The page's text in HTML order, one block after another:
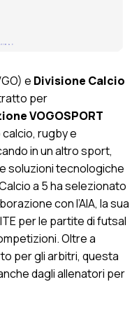
e Divisione Calcio
per
VOGOSPORT
rugby e
in un altro sport,
soluzioni tecnologiche
a 5 ha selezionato
con l’AIA, la sua
per le partite di futsal
Oltre a
per gli arbitri, questa
dagli allenatori per